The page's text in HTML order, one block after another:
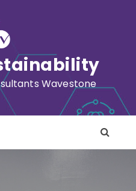
Wavestone